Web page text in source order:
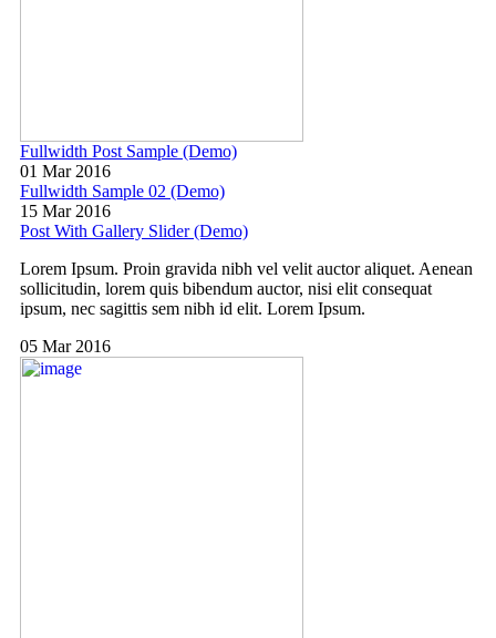
Fullwidth Post Sample (Demo)
01 Mar 2016
Fullwidth Sample 02 (Demo)
15 Mar 2016
Post With Gallery Slider (Demo)
Lorem Ipsum. Proin gravida nibh vel velit auctor aliquet. Aenean
sollicitudin, lorem quis bibendum auctor, nisi elit consequat
ipsum, nec sagittis sem nibh id elit. Lorem Ipsum.
05 Mar 2016